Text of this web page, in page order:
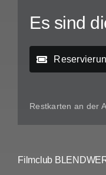
Es sind
Restkarten an der
Filmclub